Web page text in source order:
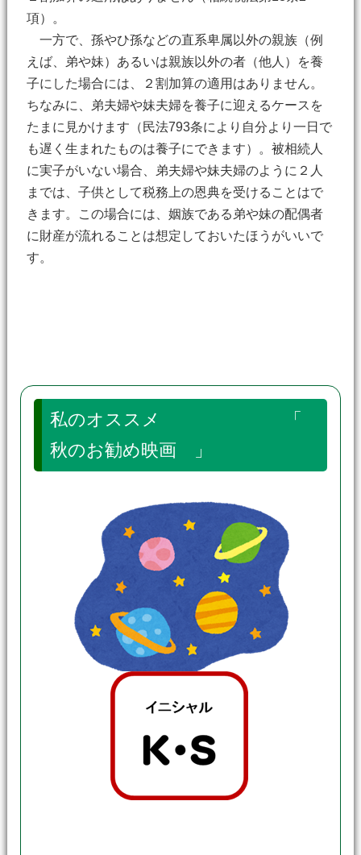
項）。
一方で、孫やひ孫などの直系卑属以外の親族（例
えば、弟や妹）あるいは親族以外の者（他人）を養
子にした場合には、２割加算の適用はありません。
ちなみに、弟夫婦や妹夫婦を養子に迎えるケースを
たまに見かけます（民法793条により自分より一日で
も遅く生まれたものは養子にできます）。被相続人
に実子がいない場合、弟夫婦や妹夫婦のように２人
までは、子供として税務上の恩典を受けることはで
きます。この場合には、姻族である弟や妹の配偶者
に財産が流れることは想定しておいたほうがいいで
す。
私のオススメ 「
秋のお勧め映画 」